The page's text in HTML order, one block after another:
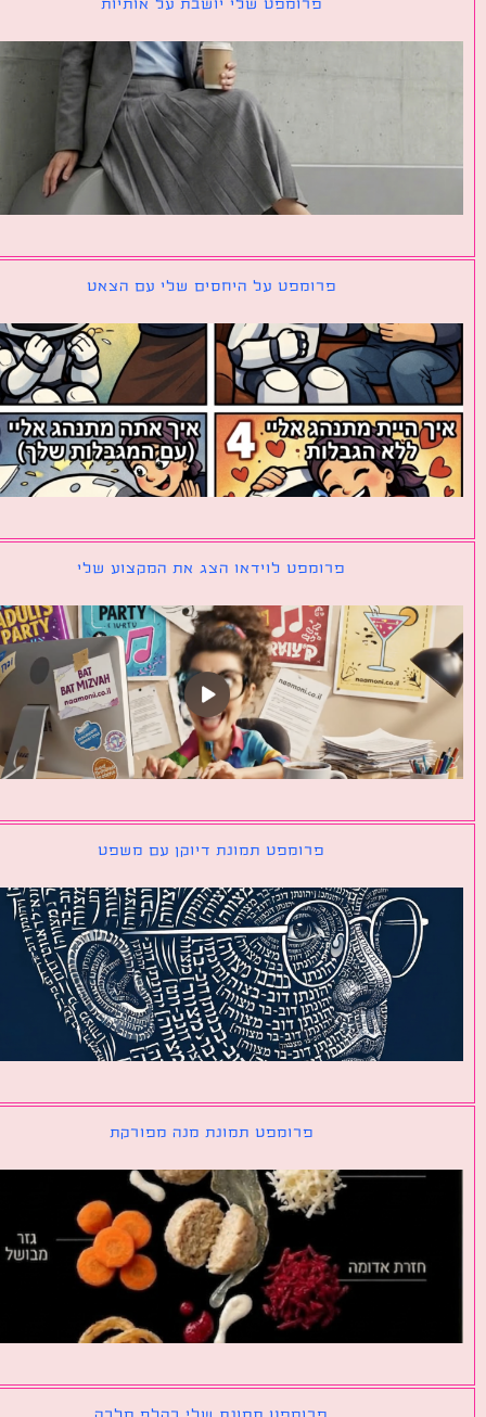
פרומפט שלי יושבת על אותיות
פרומפט על היחסים שלי עם הצאט
פרומפט לוידאו הצג את המקצוע שלי
פרומפט תמונת דיוקן עם משפט
פרומפט תמונת מנה מפורקת